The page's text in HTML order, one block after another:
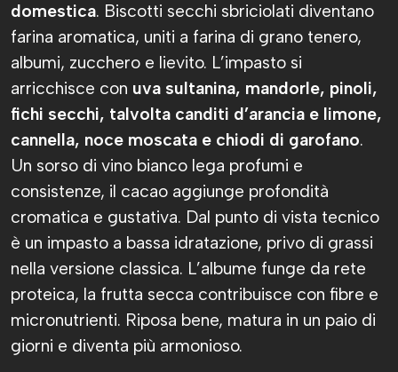
domestica. Biscotti secchi sbriciolati diventano
farina aromatica, uniti a farina di grano tenero,
albumi, zucchero e lievito. L’impasto si
arricchisce con uva sultanina, mandorle, pinoli,
fichi secchi, talvolta canditi d’arancia e limone,
cannella, noce moscata e chiodi di garofano.
Un sorso di vino bianco lega profumi e
consistenze, il cacao aggiunge profondità
cromatica e gustativa. Dal punto di vista tecnico
è un impasto a bassa idratazione, privo di grassi
nella versione classica. L’albume funge da rete
proteica, la frutta secca contribuisce con fibre e
micronutrienti. Riposa bene, matura in un paio di
giorni e diventa più armonioso.